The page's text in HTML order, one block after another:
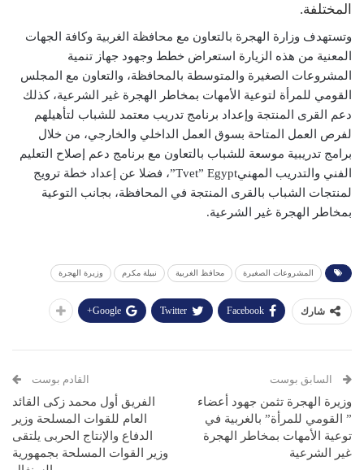
المختلفة.
وتستهدف وزارة الهجرة بالتعاون مع محافظة الغربية وكافة الجهات
المعنية من هذه الزيارة استعراض خطط وجهود جهاز تنمية
المشروعات الصغيرة والمتوسطة بالمحافظة، والتعاون مع المجلس
القومي للمرأة لتوعية الأمهات بمخاطر الهجرة غير الشرعية، كذلك
دعم القرى المنتجة وإعداد برنامج تدريب معتمد للشباب لتأهيلهم
لفرص العمل المتاحة بسوق العمل الداخلي والخارجي، من خلال
برامج تدريبية موسعة للشباب بالتعاون مع برنامج دعم إصلاح التعليم
الفني والتدريب المهنيTvet” Egypt”، فضلا عن إعداد خطة ترويج
لمنتجات الشباب بالقرى المنتجة في المحافظة، بجانب التوعية
بمخاطر الهجرة غير الشرعية.
المشروعات الصغيرة محافظ الغربية نبيلة مكرم وزيرة الهجرة
شارك Facebook
Twitter
Google+
السابق بوست
وزيرة الهجرة تثمن جهود أعضاء
” القومي للمرأة” بالغربية في
توعية الأمهات بمخاطر الهجرة
غير الشرعية
القادم بوست
الفريق أول محمد زكى القائد
العام للقوات المسلحة وزير
الدفاع والإنتاج الحربى يلتقى
وزير القوات المسلحة بجمهورية